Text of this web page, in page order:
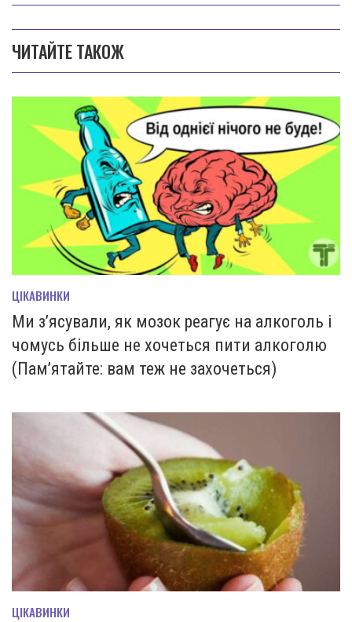
ЧИТАЙТЕ ТАКОЖ
ЦІКАВИНКИ
Ми з’ясували, як мозок реагує на алкоголь і
чомусь більше не хочеться пити алкоголю
(Пам’ятайте: вам теж не захочеться)
ЦІКАВИНКИ